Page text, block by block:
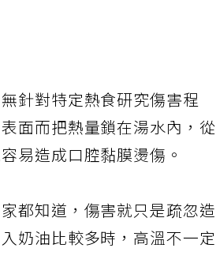
針對特定熱食研究傷害程
面而把熱量鎖在湯水內，從
易造成口腔黏膜燙傷。
都知道，傷害就只是疏忽造
奶油比較多時，高溫不一定